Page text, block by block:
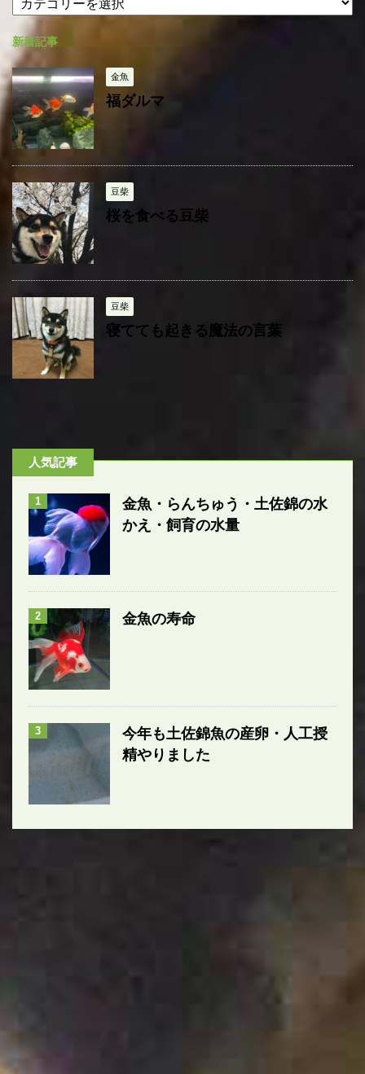
イ
ブ
テ
リ
ー
新着記事
金魚
福ダルマ
豆柴
桜を食べる豆柴
豆柴
寝てても起きる魔法の言葉
人気記事
1
金魚・らんちゅう・土佐錦の水
かえ・飼育の水量
2 金魚の寿命
3
今年も土佐錦魚の産卵・人工授
精やりました